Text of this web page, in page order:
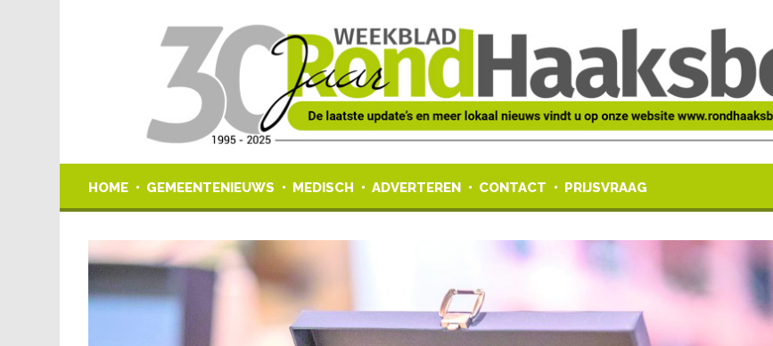
HOME GEMEENTENIEUWS MEDISCH ADVERTEREN CONTACT PRIJSVRAAG